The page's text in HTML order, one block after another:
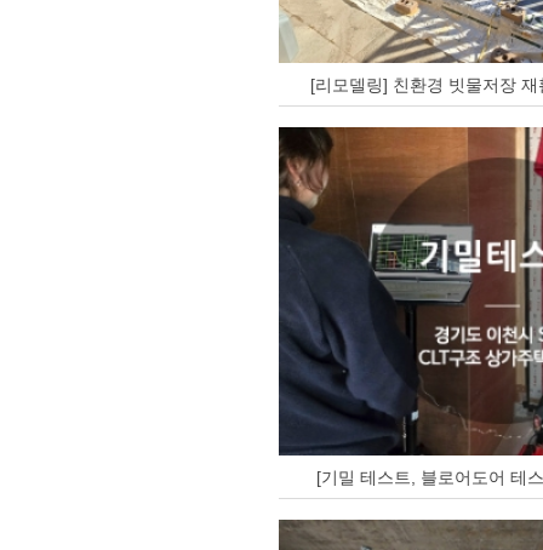
[리모델링] 친환경 빗물저장
[기밀 테스트, 블로어도어 테